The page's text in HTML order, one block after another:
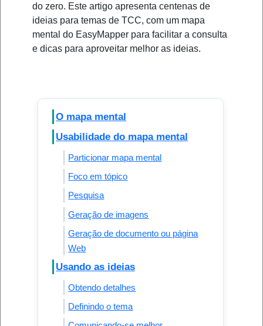
do zero. Este artigo apresenta centenas de
ideias para temas de TCC, com um mapa
mental do EasyMapper para facilitar a consulta
e dicas para aproveitar melhor as ideias.
O mapa mental
Usabilidade do mapa mental
Particionar mapa mental
Foco em tópico
Pesquisa
Geração de imagens
Geração de documento ou página
Web
Usando as ideias
Obtendo detalhes
Definindo o tema